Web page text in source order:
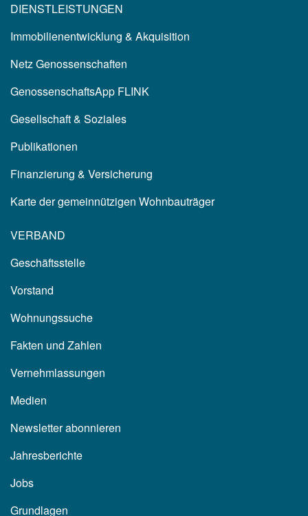
DIENSTLEISTUNGEN
Immobilienentwicklung & Akquisition
Netz Genossenschaften
GenossenschaftsApp FLINK
Gesellschaft & Soziales
Publikationen
Finanzierung & Versicherung
Karte der gemeinnützigen Wohnbauträger
VERBAND
Geschäftsstelle
Vorstand
Wohnungssuche
Fakten und Zahlen
Vernehmlassungen
Medien
Newsletter abonnieren
Jahresberichte
Jobs
Grundlagen